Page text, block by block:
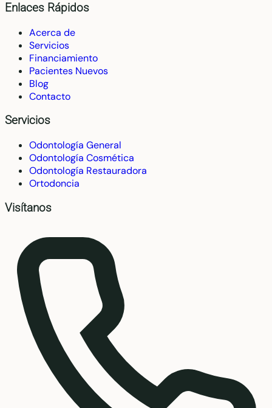
Enlaces Rápidos
Acerca de
Servicios
Financiamiento
Pacientes Nuevos
Blog
Contacto
Servicios
Odontología General
Odontología Cosmética
Odontología Restauradora
Ortodoncia
Visítanos